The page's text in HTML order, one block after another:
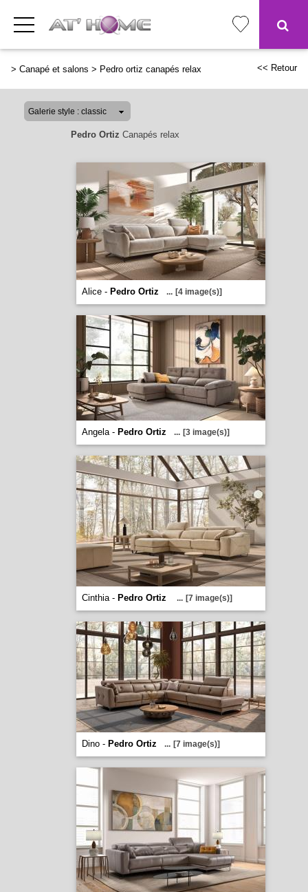
> Canapé et salons > Pedro ortiz canapés relax << Retour
Pedro Ortiz Canapés relax
Alice - Pedro Ortiz ... [4 image(s)]
Angela - Pedro Ortiz ... [3 image(s)]
Cinthia - Pedro Ortiz ... [7 image(s)]
Dino - Pedro Ortiz ... [7 image(s)]